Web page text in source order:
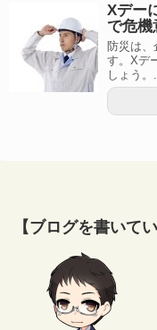
Xデー
で危機
防災は、
す。Xデ
しょう。...
【ブログを書いて